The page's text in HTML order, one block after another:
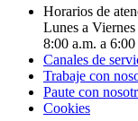
Horarios de
Lunes a Viernes
8:00 a.m. a 6:00
Canales de
Trabaje con
Paute con
Cookies